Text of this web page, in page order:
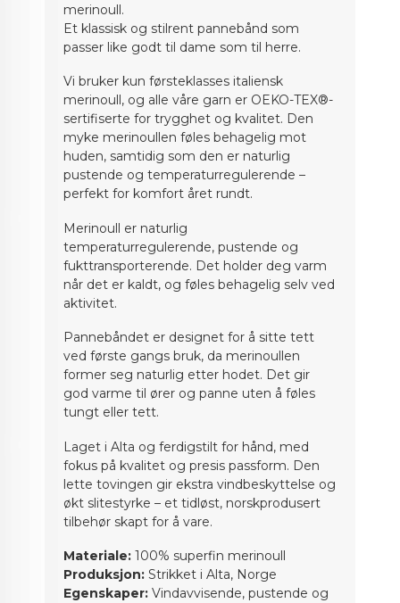
merinoull.
Et klassisk og stilrent pannebånd som
passer like godt til dame som til herre.
Vi bruker kun førsteklasses italiensk
merinoull, og alle våre garn er OEKO-TEX®-
sertifiserte for trygghet og kvalitet. Den
myke merinoullen føles behagelig mot
huden, samtidig som den er naturlig
pustende og temperaturregulerende –
perfekt for komfort året rundt.
Merinoull er naturlig
temperaturregulerende, pustende og
fukttransporterende. Det holder deg varm
når det er kaldt, og føles behagelig selv ved
aktivitet.
Pannebåndet er designet for å sitte tett
ved første gangs bruk, da merinoullen
former seg naturlig etter hodet. Det gir
god varme til ører og panne uten å føles
tungt eller tett.
Laget i Alta og ferdigstilt for hånd, med
fokus på kvalitet og presis passform. Den
lette tovingen gir ekstra vindbeskyttelse og
økt slitestyrke – et tidløst, norskprodusert
tilbehør skapt for å vare.
Materiale: 100% superfin merinoull
Produksjon: Strikket i Alta, Norge
Egenskaper:Vindavvisende, pustende og